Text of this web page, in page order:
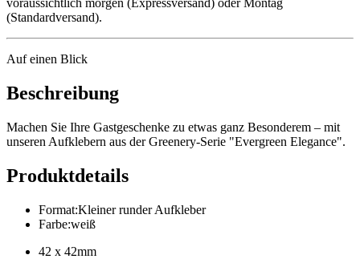
(Standardversand).
Auf einen Blick
Beschreibung
Machen Sie Ihre Gastgeschenke zu etwas ganz Besonderem – mit
unseren Aufklebern aus der Greenery-Serie "Evergreen Elegance".
Produktdetails
Format:Kleiner runder Aufkleber
Farbe:weiß
42 x 42mm